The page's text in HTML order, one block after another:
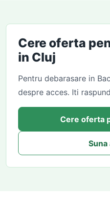
Cere oferta
in Cluj
Pentru debarasare in
despre acces. Iti
Cere oferta
Suna